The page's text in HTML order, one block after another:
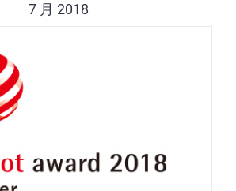
7 月 2018